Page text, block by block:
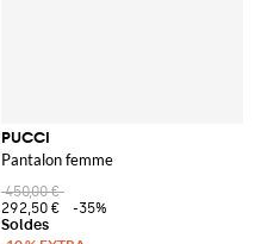
PUCCI
Pantalon femme
450,00 €
292,50 €
-35%